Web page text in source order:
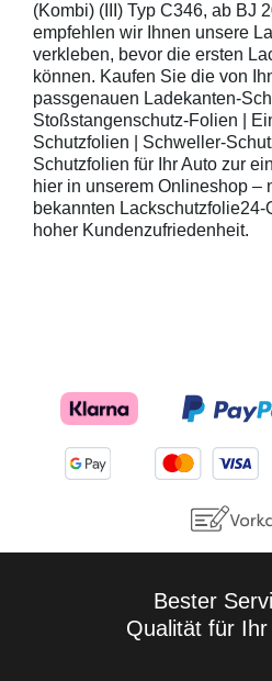
(Kombi) (III) Typ C346, ab BJ
empfehlen wir Ihnen unsere
verkleben, bevor die ersten
können. Kaufen Sie die von
passgenauen Ladekanten-
Stoßstangenschutz-Folien |
Schutzfolien | Schweller-
Schutzfolien für Ihr Auto zur
hier in unserem Onlineshop –
bekannten
hoher Kundenzufriedenheit.
Bester
Qualität für